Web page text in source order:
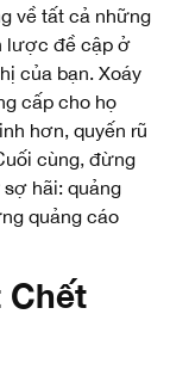
về tất cả những
lược đề cập ở
của bạn. Xoáy
cấp cho họ
hơn, quyến rũ
cùng, đừng
hãi: quảng
quảng cáo
Chết